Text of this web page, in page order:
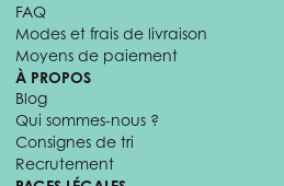
FAQ
Modes et frais de livraison
Moyens de paiement
À PROPOS
Blog
Qui sommes-nous ?
Consignes de tri
Recrutement